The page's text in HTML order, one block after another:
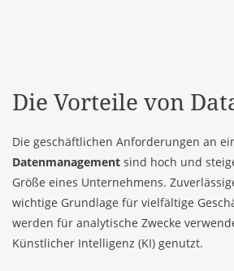
Die Vorteile von
Die geschäftlichen Anforderungen an
Datenmanagement sind hoch und
Größe eines Unternehmens.
wichtige Grundlage für vielfältige
werden für analytische Zwecke
Künstlicher Intelligenz (KI) genutzt.